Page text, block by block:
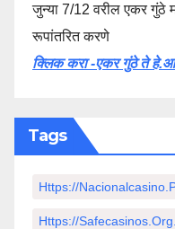
जुन्या 7/12 वरील एकर गुंठे
रूपांतरित करणे
क्लिक करा -एकर गुंठे ते
Tags
Https://
Https://